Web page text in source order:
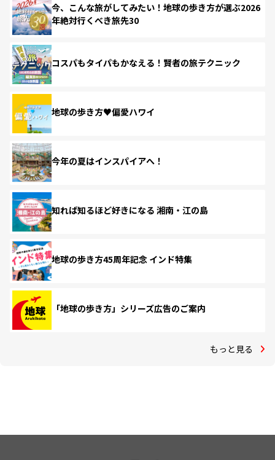
今、こんな旅がしてみたい！地球の歩き方が選ぶ2026
年絶対行くべき旅先30
コスパもタイパもかなえる！賢者の旅テクニック
地球の歩き方♥偏愛ハワイ
今年の夏はインスパイアへ！
知れば知るほど好きになる 湘南・江の島
地球の歩き方45周年記念 インド特集
「地球の歩き方」シリーズ広告のご案内
もっと見る